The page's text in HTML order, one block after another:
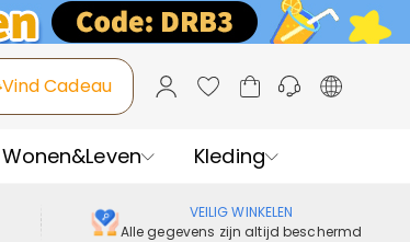
Vind Cadeau
Wonen&Leven Kleding
VEILIG WINKELEN
Alle gegevens zijn altijd beschermd